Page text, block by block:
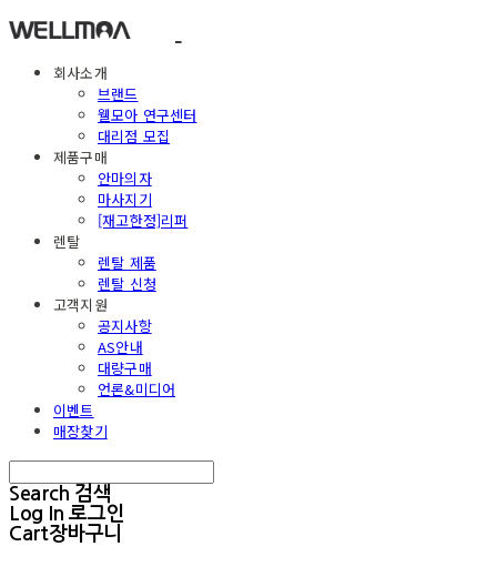
회사소개
브랜드
웰모아 연구센터
대리점 모집
제품구매
안마의자
마사지기
[재고한정]리퍼
렌탈
렌탈 제품
렌탈 신청
고객지원
공지사항
AS안내
대량구매
언론&미디어
이벤트
매장찾기
Search 검색
Log In 로그인
Cart장바구니